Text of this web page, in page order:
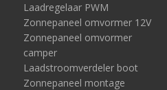
Laadregelaar PWM
Zonnepaneel omvormer 12V
Zonnepaneel omvormer
camper
Laadstroomverdeler boot
Zonnepaneel montage